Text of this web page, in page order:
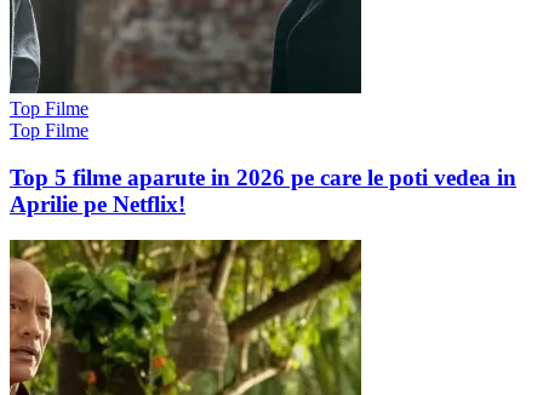
Top Filme
Top Filme
Top 5 filme aparute in 2026 pe care le poti vedea in
Aprilie pe Netflix!